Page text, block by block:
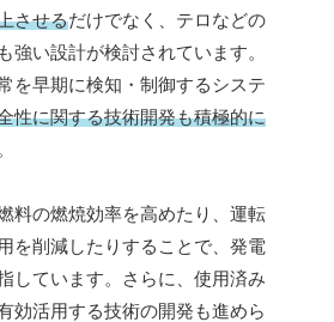
させるだけでなく、テロなどの
強い設計が検討されています。
を早期に検知・制御するシステ
性に関する技術開発も積極的に
。
料の燃焼効率を高めたり、運転
を削減したりすることで、発電
しています。さらに、使用済み
効活用する技術の開発も進めら